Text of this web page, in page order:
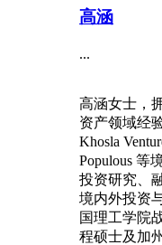
高涵
...
高涵女士，
资产领域经
Khosla
Populous 等
投资研究、
境内外投资
国理工学院
程硕士及加